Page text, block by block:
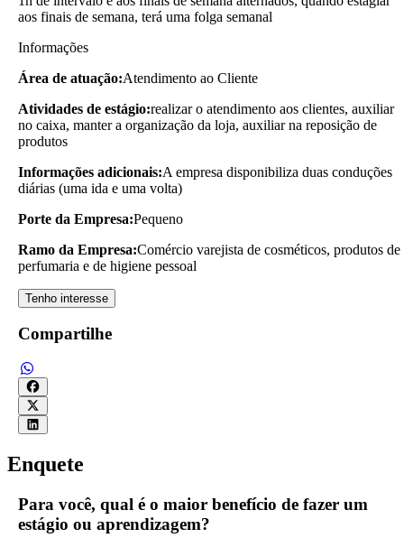
aos finais de semana, terá uma folga semanal
Informações
Área de atuação:Atendimento ao Cliente
Atividades de estágio:realizar o atendimento aos clientes, auxiliar
no caixa, manter a organização da loja, auxiliar na reposição de
produtos
Informações adicionais:A empresa disponibiliza duas conduções
diárias (uma ida e uma volta)
Porte da Empresa:Pequeno
Ramo da Empresa:Comércio varejista de cosméticos, produtos de
perfumaria e de higiene pessoal
Tenho interesse
Compartilhe
Enquete
Para você, qual é o maior benefício de fazer um
estágio ou aprendizagem?